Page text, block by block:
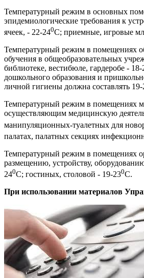
Температурный режим в основных
эпидемиологические требования к
ячеек, - 22-240С; приемные, игровые
Температурный режим в помещениях
обучения в общеобразовательных
библиотеке, вестибюле, гардеробе -
дошкольного образования и
личной гигиены должна составлять
Температурный режим в помещениях
осуществляющим медицинскую
манипуляционных-туалетных для
палатах, палатных секциях
Температурный режим в помещениях
размещению, устройству,
240С; гостиных, столовой - 19-230С.
При использовании материалов